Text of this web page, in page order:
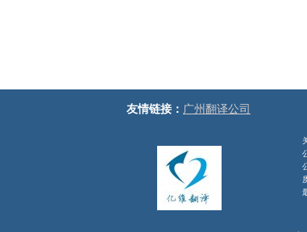
友情链接： 广州翻译公司